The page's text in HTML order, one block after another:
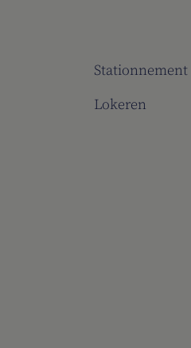
Stationnement
Lokeren